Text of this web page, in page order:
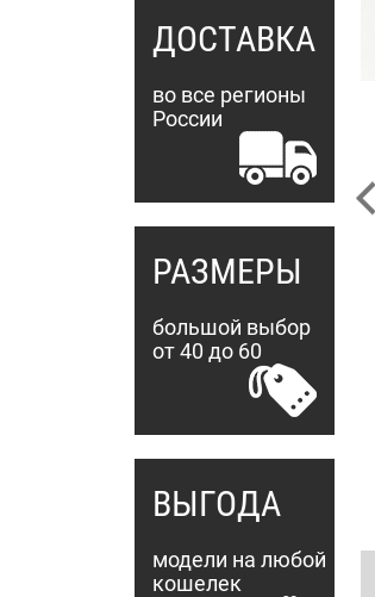
ДОСТАВКА
во все регионы
России
РАЗМЕРЫ
большой выбор
от 40 до 60
ВЫГОДА
модели на любой
кошелек